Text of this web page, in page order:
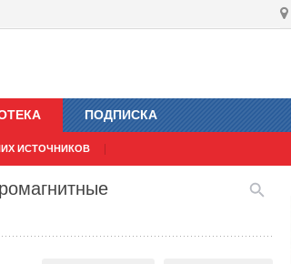
ИСТОЧНИКОВ
ПОДПИСКА